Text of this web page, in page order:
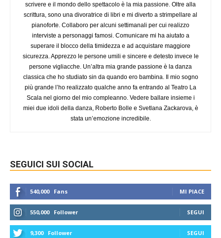
scrivere e il mondo dello spettacolo è la mia passione. Oltre alla
scrittura, sono una divoratrice di libri e mi diverto a strimpellare al
pianoforte. Collaboro per alcuni settimanali per cui realizzo
interviste a personaggi famosi. Comunicare mi ha aiutato a
superare il blocco della timidezza e ad acquistare maggiore
sicurezza. Apprezzo le persone umili e sincere e detesto invece le
persone vigliacche. Un’altra mia grande passione è la danza
classica che ho studiato sin da quando ero bambina. Il mio sogno
più grande l’ho realizzato qualche anno fa entrando al Teatro La
Scala nel giorno del mio compleanno. Vedere ballare insieme i
miei due idoli della danza, Roberto Bolle e Svetlana Zackarova, è
stata un’emozione incredibile.
SEGUICI SUI SOCIAL
540,000 Fans MI PIACE
550,000 Follower SEGUI
9,300 Follower SEGUI